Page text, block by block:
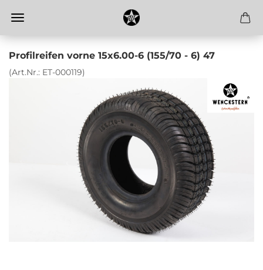
Profilreifen vorne 15x6.00-6 (155/70 - 6) 47
(Art.Nr.: ET-000119)